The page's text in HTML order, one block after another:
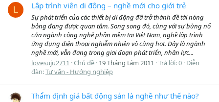
L Lập trình viên di động – nghề mới cho giới trẻ
Sự phát triển của các thiết bị di động đã trở thành đề tài nóng
bỏng đang được quan tâm. Song song đó, cùng với sự bùng nổ
của ngành công nghệ phần mềm tại Việt Nam, nghề lập trình
ứng dụng điện thoại nghiễm nhiên vô cùng hot. Đây là ngành
nghề mới, vẫn đang trong giai đoạn phát triển, nhân lực...
lovesuju2711
Chủ đề 19 Tháng tám 2011 Trả lời: 0 Diễn
đàn:Tư vấn - Hướng nghiệp
Thẩm định giá bất động sản là nghề như thế nào?